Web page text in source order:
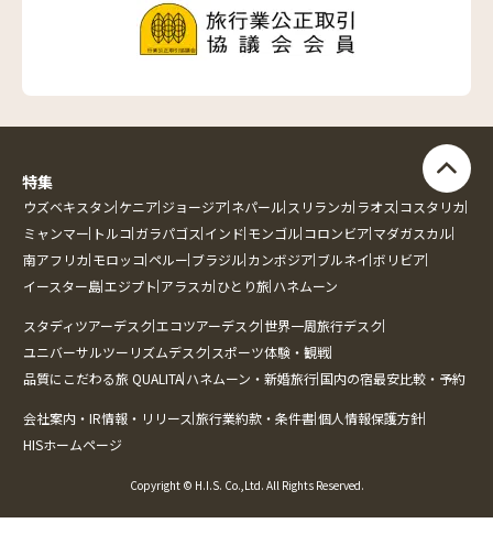
特集
ウズベキスタン ケニア ジョージア ネパール スリランカ ラオス コスタリカ
ミャンマー トルコ ガラパゴス インド モンゴル コロンビア マダガスカル
南アフリカ モロッコ ペルー ブラジル カンボジア ブルネイ ボリビア
イースター島エジプト アラスカ ひとり旅 ハネムーン
スタディツアーデスク エコツアーデスク 世界一周旅行デスク
ユニバーサルツーリズムデスク スポーツ体験・観戦
品質にこだわる旅 QUALITA ハネムーン・新婚旅行 国内の宿最安比較・予約
会社案内・IR情報・リリース 旅行業約款・条件書個人情報保護方針
HISホームページ
Copyright © H.I.S. Co.,Ltd. All Rights Reserved.